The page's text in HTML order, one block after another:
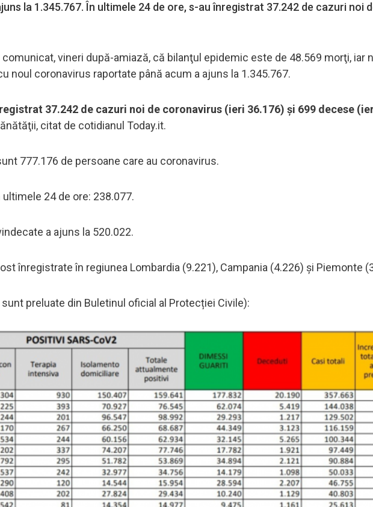
la 1.345.767. În ultimele 24 de ore, s-au înregistrat 37.242 de cazuri noi
vineri după-amiază, că bilanţul epidemic este de 48.569 morţi, iar
noul coronavirus raportate până acum a ajuns la 1.345.767.
37.242 de cazuri noi de coronavirus (ieri 36.176) şi 699 decese
citat de cotidianul Today.it.
777.176 de persoane care au coronavirus.
24 de ore: 238.077.
a ajuns la 520.022.
înregistrate în regiunea Lombardia (9.221), Campania (4.226) și Piemonte
preluate din Buletinul oficial al Protecției Civile):